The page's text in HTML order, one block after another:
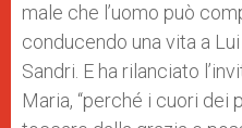
male che l’uomo può
conducendo una vita a
Sandri. E ha rilanciato
Maria, “perché i cuori dei